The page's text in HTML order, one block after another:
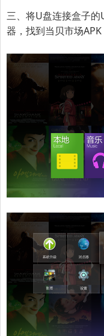
三、将U盘连接盒子的
器，找到当贝市场APK